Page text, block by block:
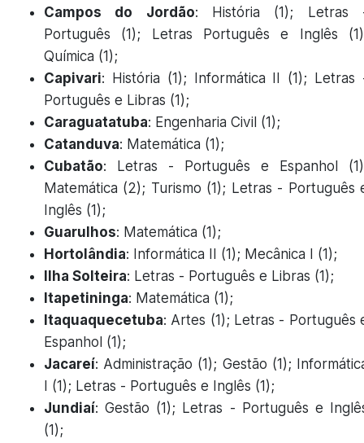
Campos do Jordão: História (1); Letras
Português (1); Letras Português e Inglês
Química (1);
Capivari: História (1); Informática II (1); Letras
Português e Libras (1);
Caraguatatuba: Engenharia Civil (1);
Catanduva: Matemática (1);
Cubatão: Letras - Português e Espanhol
Matemática (2); Turismo (1); Letras - Português
Inglês (1);
Guarulhos: Matemática (1);
Hortolândia: Informática II (1); Mecânica I (1);
Ilha Solteira: Letras - Português e Libras (1);
Itapetininga: Matemática (1);
Itaquaquecetuba: Artes (1); Letras - Português
Espanhol (1);
Jacareí: Administração (1); Gestão (1);
I (1); Letras - Português e Inglês (1);
Jundiaí: Gestão (1); Letras - Português e
(1);